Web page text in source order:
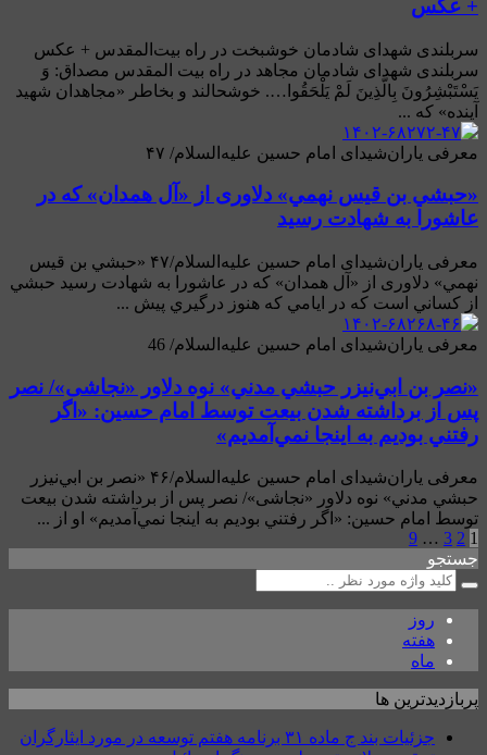
+ عکس
سربلندی شهدای شادمان خوشبخت در راه بیت‌المقدس + عکس
سربلندی شهدای شادمان مجاهد در راه بیت المقدس مصداق: وَ
يَسْتَبْشِرُون‌َ بِالَّذِين‌َ لَم‌ْ يَلْحَقُوا…. خوشحالند و بخاطر «مجاهدان شهيد
آينده‏» كه ...
معرفی یاران‌شیدای امام حسین علیه‌السلام/ ۴۷
«حبشي بن قيس نهمي» دلاوری از «آل همدان» که در
عاشورا به شهادت رسید
معرفی یاران‌شیدای امام حسین علیه‌السلام/۴۷ «حبشي بن قيس
نهمي» دلاوری از «آل همدان» که در عاشورا به شهادت رسید حبشي
از كساني است كه در ايامي كه هنوز درگيري پيش ...
معرفی یاران‌شیدای امام حسین علیه‌السلام/ 46
«نصر بن ابي‌نيزر حبشي مدني» نوه دلاور «نجاشی»/ نصر
پس از برداشته شدن بیعت توسط امام حسین: «اگر
رفتني بوديم به اينجا نمي‌آمديم»
معرفی یاران‌شیدای امام حسین علیه‌السلام/۴۶ «نصر بن ابي‌نيزر
حبشي مدني» نوه دلاور «نجاشی»/ نصر پس از برداشته شدن بیعت
توسط امام حسین: «اگر رفتني بوديم به اينجا نمي‌آمديم» او از ...
1
2
3
…
9
جستجو
روز
هفته
ماه
پربازدیدترین ها
جزئیات بند ج ماده ۳۱ برنامه هفتم توسعه در مورد ایثارگران